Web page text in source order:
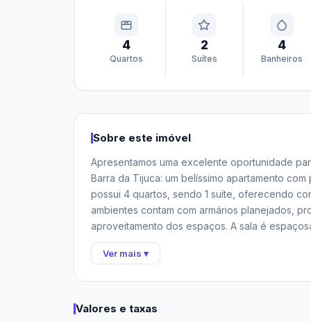
4
Quartos
2
Suítes
4
Banheiros
Sobre este imóvel
Apresentamos uma excelente oportunidade
Barra da Tijuca: um belíssimo apartamento
possui 4 quartos, sendo 1 suíte, oferecendo
ambientes contam com armários planejados,
aproveitamento dos espaços. A sala é
vista para a piscina e para a área de lazer do
planejados e ótima iluminação natural, além
churrasqueira, playground, brinquedoteca,
Ver mais ▾
Valores e taxas